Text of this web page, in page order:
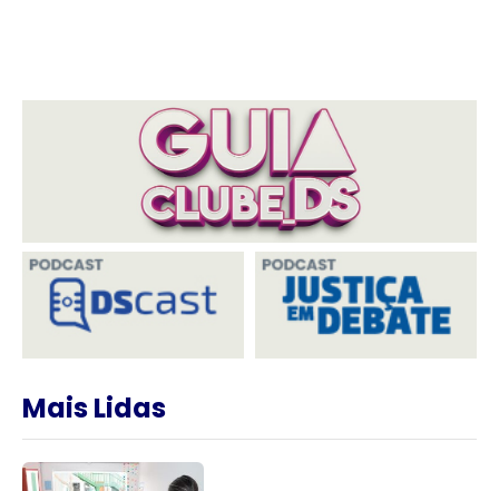
Mais Lidas